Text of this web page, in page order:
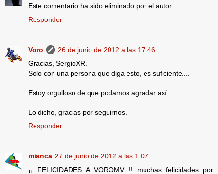
Este comentario ha sido eliminado por el autor.
Responder
Voro
26 de junio de 2012 a las 17:46
Gracias, SergioXR.
Solo con una persona que diga esto, es suficiente....
Estoy orgulloso de que podamos agradar así.
Lo dicho, gracias por seguirnos.
Responder
mianca 27 de junio de 2012 a las 1:07
¡¡ FELICIDADES A VOROMV !! muchas felicidades por